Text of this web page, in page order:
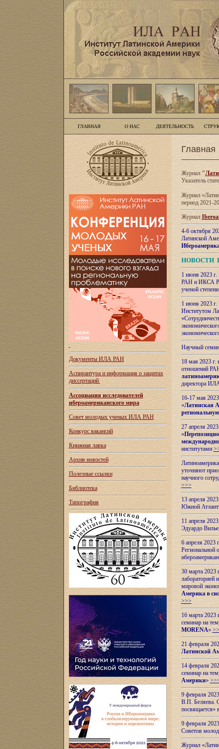
ГЛАВНАЯ О НАС ДЕЯТЕЛЬНОСТЬ
Документы ИЛА РАН
Аспирантура и информация о защитах
диссертаций
Ассоциация исследователей
ибероамериканского мира
Совет молодых ученых ИЛА РАН
Конкурс вакансий
Книжная лавка
Архив новостей
Полезные ссылки
Библиотека
Типография
Главная
Журнал"
Указатель
Журнал
период 2021-
Журнал
4-6 октября
Латинской
НОВОСТИ
1 июня 2023
РАН и ИКСА
ученой
1 июня 2023
Институтом
Научный
18 мая 2023
отношений
директора
16-17 мая
«Латинская
27 апреля
«
институтами
уточняют
научного
>>>
13 апреля
Южной
11 апреля
Эдуардо
6 апреля
Региональной
30 марта 2023
лабораторией
мировой
Америка в
>>>
16 марта 2023
семинар на
MORENA»
21 февраля
Латинской
14 февраля
семинар на
Америки»
9 февраля
В.П. Беляева.
посвящается»
9 февраля
Советов
Журнал